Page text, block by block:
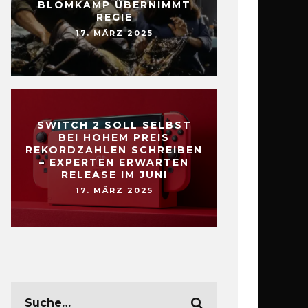
BLOMKAMP ÜBERNIMMT
REGIE
17. MÄRZ 2025
SWITCH 2 SOLL SELBST
BEI HOHEM PREIS
REKORDZAHLEN SCHREIBEN
– EXPERTEN ERWARTEN
RELEASE IM JUNI
17. MÄRZ 2025